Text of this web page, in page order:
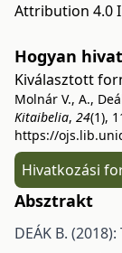
Attribution 4.0
Hogyan
Kiválasztott
Molnár V., A.,
Kitaibelia, 24(1),
https://
Hivatkozási
Absztrakt
DEÁK B.